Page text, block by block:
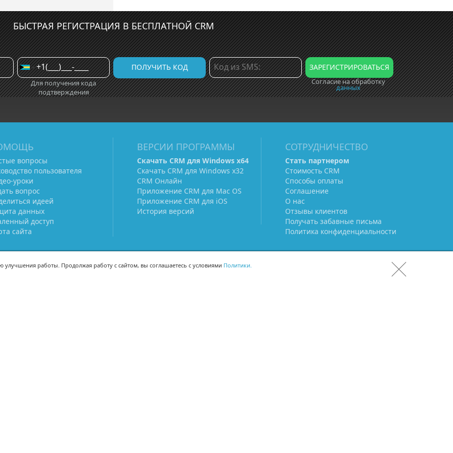
БЫСТРАЯ РЕГИСТРАЦИЯ В БЕСПЛАТНОЙ CRM
Для получения кода
подтверждения
Согласие на обработку
данных
вопросы
пользователя
уроки
вопрос
идеей
данных
доступ
сайта
ВЕРСИИ ПРОГРАММЫ
Скачать CRM для Windows х64
Скачать CRM для Windows х32
CRM Онлайн
Приложение CRM для Mac OS
Приложение CRM для iOS
История версий
СОТРУДНИЧЕСТВО
Стать партнером
Стоимость CRM
Способы оплаты
Соглашение
О нас
Отзывы клиентов
Получать забавные письма
Политика конфиденциальности
улучшения работы. Продолжая работу с сайтом, вы соглашаетесь с условиями Политики.